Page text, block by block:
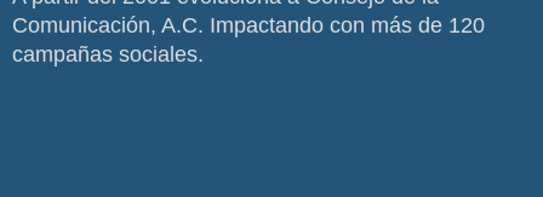
Comunicación, A.C. Impactando con más de 120
campañas sociales.